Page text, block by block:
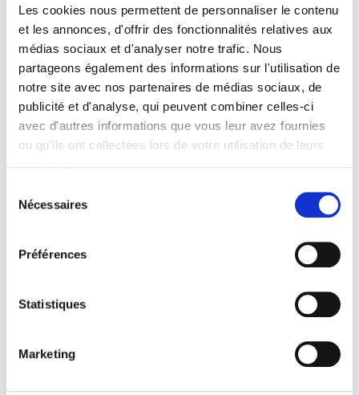
Les cookies nous permettent de personnaliser le contenu
et les annonces, d'offrir des fonctionnalités relatives aux
médias sociaux et d'analyser notre trafic. Nous
partageons également des informations sur l'utilisation de
notre site avec nos partenaires de médias sociaux, de
publicité et d'analyse, qui peuvent combiner celles-ci
avec d'autres informations que vous leur avez fournies
ou qu'ils ont collectées lors de votre utilisation de leurs
Nécessaires
Préférences
Statistiques
Marketing
commentaire.